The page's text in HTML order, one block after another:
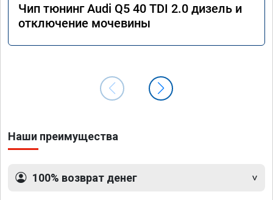
Чип тюнинг Audi Q5 40 TDI 2.0 дизель и
отключение мочевины
Наши преимущества
100% возврат денег